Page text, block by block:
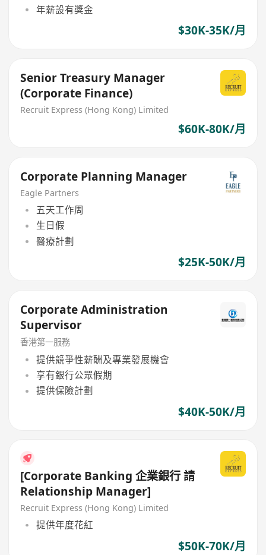
年薪設有獎金
$30K-35K/月
Senior Treasury Manager
(Corporate Finance)
Recruit Express (Hong Kong) Limited
$60K-80K/月
Corporate Planning Manager
Eagle Partners
五天工作周
生日假
醫療計劃
$25K-50K/月
Corporate Administration
Supervisor
香港第一服務
提供競爭性薪酬及專業發展機會
享有銀行公眾假期
提供保險計劃
$40K-50K/月
[Corporate Banking 企業銀行 請
Relationship Manager]
Recruit Express (Hong Kong) Limited
提供年度花紅
$50K-70K/月